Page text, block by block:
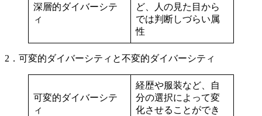
深層的ダイバーシテ
ィ
ど、人の見た目から
では判断しづらい属
性
2．可変的ダイバーシティと不変的ダイバーシティ
可変的ダイバーシテ
ィ
経歴や服装など、自
分の選択によって変
化させることができ